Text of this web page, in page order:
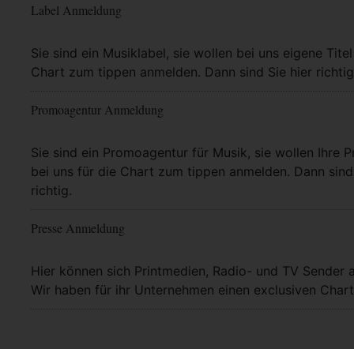
Label Anmeldung
Sie sind ein Musiklabel, sie wollen bei uns eigene
Chart zum tippen anmelden. Dann sind Sie hier
Mehr Info
Promoagentur Anmeldung
Sie sind ein Promoagentur für Musik, sie wollen Ihre
bei uns für die Chart zum tippen anmelden. Dann
richtig.
Mehr Info
Presse Anmeldung
Hier können sich Printmedien, Radio- und TV Sender
Wir haben für ihr Unternehmen einen exclusiven
Mehr Info